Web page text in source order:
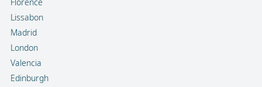
Lissabon
Madrid
London
Valencia
Edinburgh